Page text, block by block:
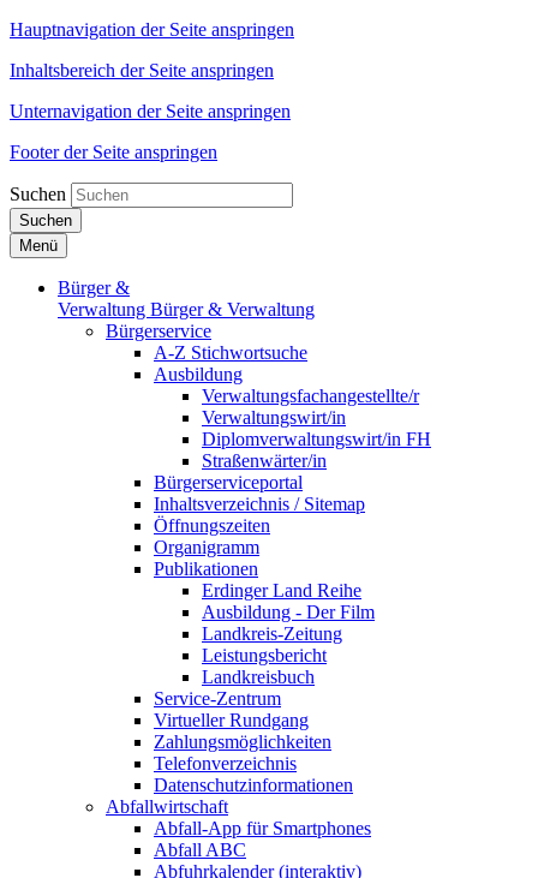
Hauptnavigation der Seite anspringen
Inhaltsbereich der Seite anspringen
Unternavigation der Seite anspringen
Footer der Seite anspringen
Suchen
Suchen
Menü
Bürger &
Verwaltung Bürger & Verwaltung
Bürgerservice
A-Z Stichwortsuche
Ausbildung
Verwaltungsfachangestellte/r
Verwaltungswirt/in
Diplomverwaltungswirt/in FH
Straßenwärter/in
Bürgerserviceportal
Inhaltsverzeichnis / Sitemap
Öffnungszeiten
Organigramm
Publikationen
Erdinger Land Reihe
Ausbildung - Der Film
Landkreis-Zeitung
Leistungsbericht
Landkreisbuch
Service-Zentrum
Virtueller Rundgang
Zahlungsmöglichkeiten
Telefonverzeichnis
Datenschutzinformationen
Abfallwirtschaft
Abfall-App für Smartphones
Abfall ABC
Abfuhrkalender (interaktiv)